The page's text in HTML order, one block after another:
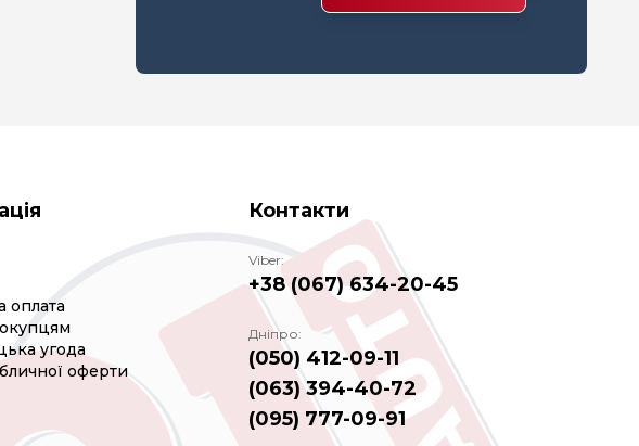
оплата
угода
оферти
Контакти
Viber:
+38 (067) 634-20-45
Дніпро:
(050) 412-09-11
(063) 394-40-72
(095) 777-09-91